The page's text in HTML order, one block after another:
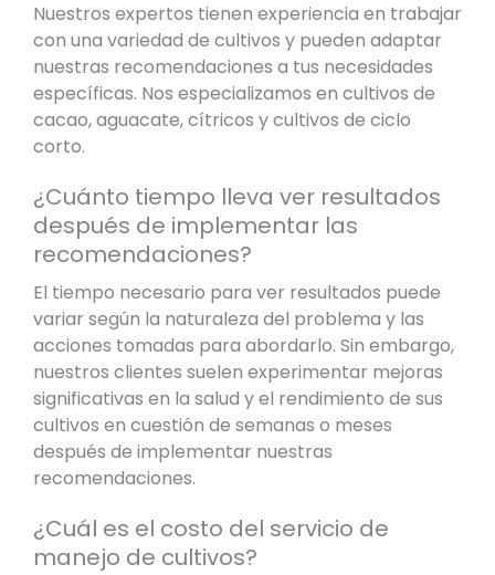
Nuestros expertos tienen experiencia en trabajar
con una variedad de cultivos y pueden adaptar
nuestras recomendaciones a tus necesidades
específicas. Nos especializamos en cultivos de
cacao, aguacate, cítricos y cultivos de ciclo
corto.
¿Cuánto tiempo lleva ver resultados
después de implementar las
recomendaciones?
El tiempo necesario para ver resultados puede
variar según la naturaleza del problema y las
acciones tomadas para abordarlo. Sin embargo,
nuestros clientes suelen experimentar mejoras
significativas en la salud y el rendimiento de sus
cultivos en cuestión de semanas o meses
después de implementar nuestras
recomendaciones.
¿Cuál es el costo del servicio de
manejo de cultivos?